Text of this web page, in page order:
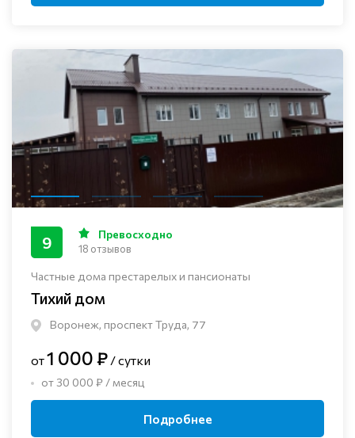
Частные дома престарелых и пансионаты
Тихий дом
Воронеж, проспект Труда, 77
9 Превосходно
18 отзывов
от1 000 ₽ / сутки
от 30 000 ₽ / месяц
Подробнее